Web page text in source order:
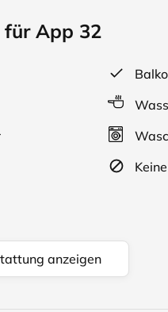
können Sie den Tag
Bedarf sind in
Bushaltestelle sind es
bequem erreichen.
App 32
anzeigen